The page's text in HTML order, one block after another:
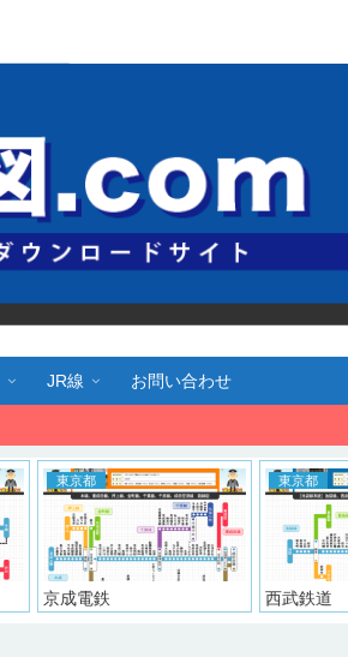
JR線 お問い合わせ
東京都